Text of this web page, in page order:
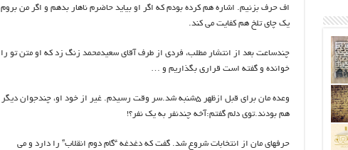
اف حرف بزنیم. اشاره هم کرده بودم که اگر او بیاید حاضرم ناهار بدهم و اگر من بروم
یک چای تلخ هم کفایت می کند.
چندساعت بعد از انتشار مطلب، فردی از طرف آقای سعیدمحمد زنگ زد که او متن تو را
خوانده و گفته است قراری بگذاریم و …
وعده مان برای قبل ازظهر ۵شنبه شد.سر وقت رسیدم. غیر از خود او، چندجوان دیگر
هم بودند.توی دلم گفتم:آخه چندنفر به یک نفر؟!
حرفهای مان از انتخابات شروع شد. گفت که دغدغه “گام دوم انقلاب” را دارد و می